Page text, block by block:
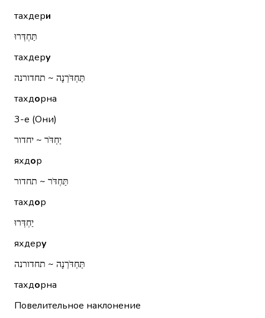
тахдери
תַּחְדְּרוּ
тахдеру
תַּחְדֹּרְנָה ~ תחדורנה
тахдорна
3-е (Они)
יַחְדֹּר ~ יחדור
яхдор
תַּחְדֹּר ~ תחדור
тахдор
יַחְדְּרוּ
яхдеру
תַּחְדֹּרְנָה ~ תחדורנה
тахдорна
Повелительное наклонение